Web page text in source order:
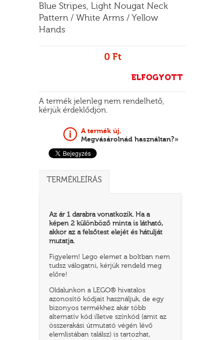
Blue Stripes, Light Nougat Neck
Pattern / White Arms / Yellow
Hands
0 Ft
ELFOGYOTT
A termék jelenleg nem rendelhető,
kérjük érdeklődjön.
A termék új.
Megvásárolnád használtan?»
TERMÉKLEÍRÁS
Az ár 1 darabra vonatkozik. Ha a
képen 2 különböző minta is látható,
akkor az a felsőtest elejét és hátulját
mutatja.
Figyelem! Lego elemet a boltban nem
tudsz válogatni, kérjük rendeld meg
előre!
Oldalunkon a LEGO® hivatalos
azonosító kódjait használjuk, de egy
bizonyos termékhez akár több
alternatív kód illetve színkód (amit az
összerakási útmutató végén lévő
elemlistában találsz) is tartozhat,